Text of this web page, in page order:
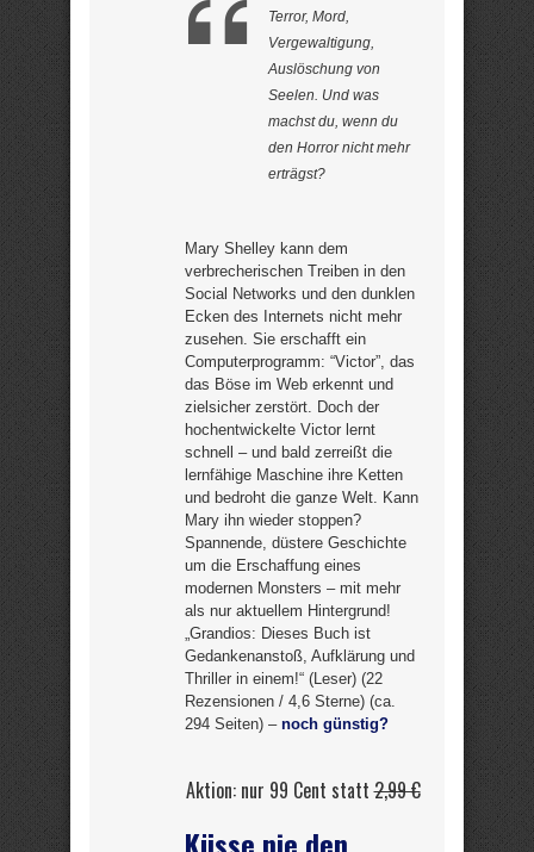
Terror, Mord,
Vergewaltigung,
Auslöschung von
Seelen. Und was
machst du, wenn du
den Horror nicht mehr
erträgst?
Mary Shelley kann dem
verbrecherischen Treiben in den
Social Networks und den dunklen
Ecken des Internets nicht mehr
zusehen. Sie erschafft ein
Computerprogramm: “Victor”, das
das Böse im Web erkennt und
zielsicher zerstört. Doch der
hochentwickelte Victor lernt
schnell – und bald zerreißt die
lernfähige Maschine ihre Ketten
und bedroht die ganze Welt. Kann
Mary ihn wieder stoppen?
Spannende, düstere Geschichte
um die Erschaffung eines
modernen Monsters – mit mehr
als nur aktuellem Hintergrund!
„Grandios: Dieses Buch ist
Gedankenanstoß, Aufklärung und
Thriller in einem!“ (Leser) (22
Rezensionen / 4,6 Sterne) (ca.
294 Seiten) – noch günstig?
Aktion: nur 99 Cent statt2,99 €